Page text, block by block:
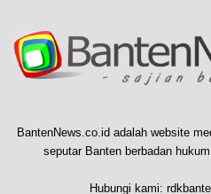
BantenNews.co.id adalah website
seputar Banten berbadan
Hubungi kami: